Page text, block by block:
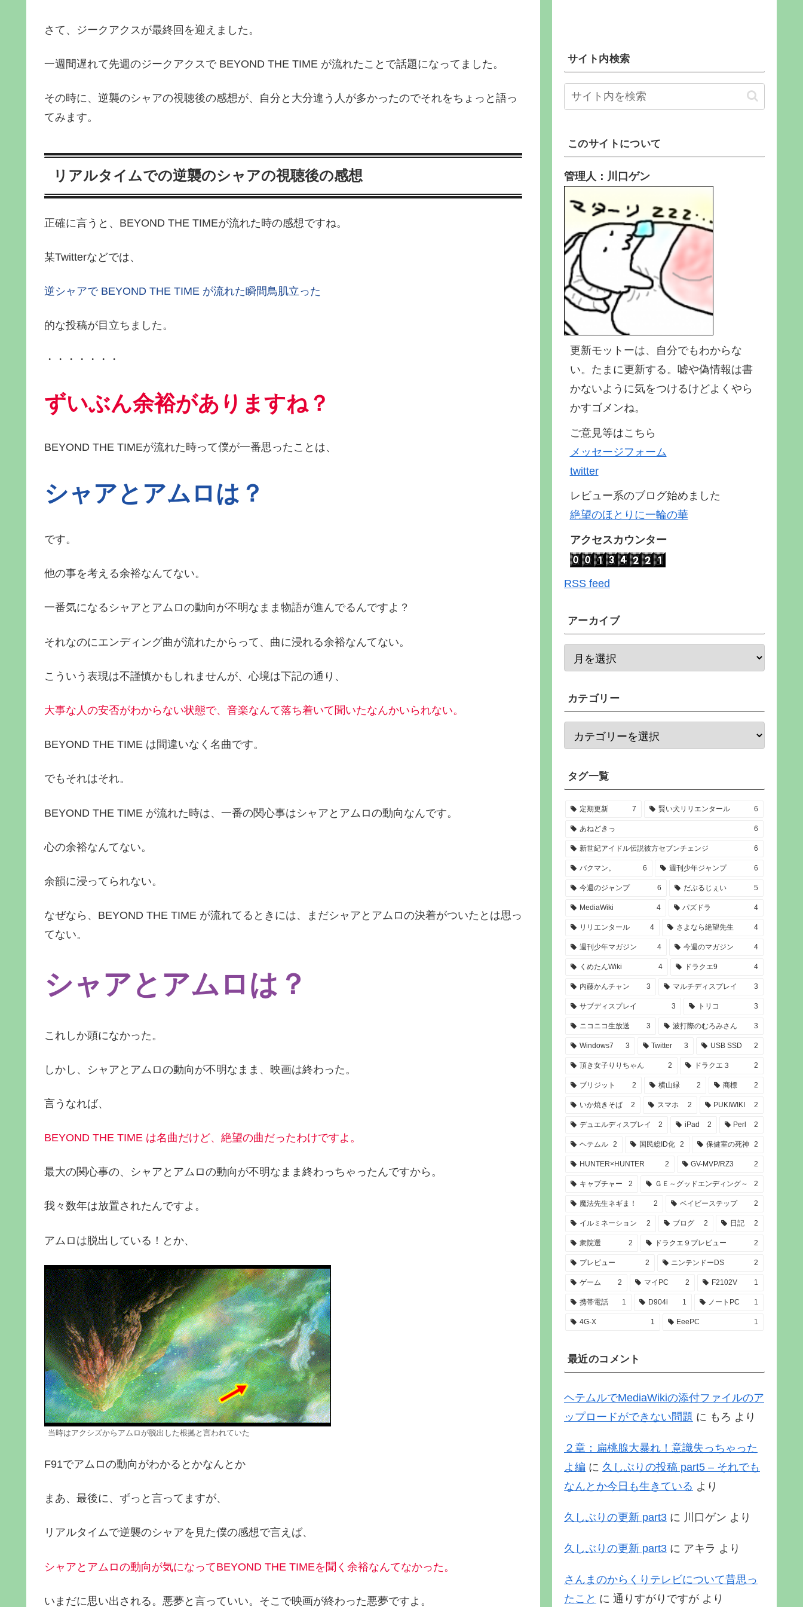
さて、ジークアクスが最終回を迎えました。
一週間遅れて先週のジークアクスで BEYOND THE TIME が流れたことで話題になってました。
その時に、逆襲のシャアの視聴後の感想が、自分と大分違う人が多かったのでそれをちょっと語っ
てみます。
リアルタイムでの逆襲のシャアの視聴後の感想
正確に言うと、BEYOND THE TIMEが流れた時の感想ですね。
某Twitterなどでは、
逆シャアで BEYOND THE TIME が流れた瞬間鳥肌立った
的な投稿が目立ちました。
・・・・・・・
ずいぶん余裕がありますね？
BEYOND THE TIMEが流れた時って僕が一番思ったことは、
シャアとアムロは？
です。
他の事を考える余裕なんてない。
一番気になるシャアとアムロの動向が不明なまま物語が進んでるんですよ？
それなのにエンディング曲が流れたからって、曲に浸れる余裕なんてない。
こういう表現は不謹慎かもしれませんが、心境は下記の通り、
大事な人の安否がわからない状態で、音楽なんて落ち着いて聞いたなんかいられない。
BEYOND THE TIME は間違いなく名曲です。
でもそれはそれ。
BEYOND THE TIME が流れた時は、一番の関心事はシャアとアムロの動向なんです。
心の余裕なんてない。
余韻に浸ってられない。
なぜなら、BEYOND THE TIME が流れてるときには、まだシャアとアムロの決着がついたとは思っ
てない。
シャアとアムロは？
これしか頭になかった。
しかし、シャアとアムロの動向が不明なまま、映画は終わった。
言うなれば、
BEYOND THE TIME は名曲だけど、絶望の曲だったわけですよ。
最大の関心事の、シャアとアムロの動向が不明なまま終わっちゃったんですから。
我々数年は放置されたんですよ。
アムロは脱出している！とか、
当時はアクシズからアムロが脱出した根拠と言われていた
F91でアムロの動向がわかるとかなんとか
まあ、最後に、ずっと言ってますが、
リアルタイムで逆襲のシャアを見た僕の感想で言えば、
シャアとアムロの動向が気になってBEYOND THE TIMEを聞く余裕なんてなかった。
いまだに思い出される。悪夢と言っていい。そこで映画が終わった悪夢ですよ。
サイト内検索
このサイトについて
管理人：川口ゲン
更新モットーは、自分でもわからな
い。たまに更新する。嘘や偽情報は書
かないように気をつけるけどよくやら
かすゴメンね。
ご意見等はこちら
メッセージフォーム
twitter
レビュー系のブログ始めました
絶望のほとりに一輪の華
アクセスカウンター
RSS feed
アーカイブ
カテゴリー
タグ一覧
定期更新 7 賢い犬リリエンタール 6
あねどきっ 6
新世紀アイドル伝説彼方セブンチェンジ 6
バクマン。 6 週刊少年ジャンプ 6
今週のジャンプ 6 だぶるじぇい 5
MediaWiki 4 パズドラ 4
リリエンタール 4 さよなら絶望先生 4
週刊少年マガジン 4 今週のマガジン 4
くめたんWiki 4 ドラクエ9 4
内藤かんチャン 3 マルチディスプレイ 3
サブディスプレイ 3 トリコ 3
ニコニコ生放送 3 波打際のむろみさん 3
Windows7 3 Twitter 3 USB SSD 2
頂き女子りりちゃん 2 ドラクエ３ 2
ブリジット 2 横山緑 2 商標 2
いか焼きそば 2 スマホ 2 PUKIWIKI 2
デュエルディスプレイ 2 iPad 2 Perl 2
ヘテムル 2 国民総ID化 2 保健室の死神 2
HUNTER×HUNTER 2 GV-MVP/RZ3 2
キャプチャー 2 ＧＥ～グッドエンディング～ 2
魔法先生ネギま！ 2 ベイビーステップ 2
イルミネーション 2 ブログ 2 日記 2
衆院選 2 ドラクエ９プレビュー 2
プレビュー 2 ニンテンドーDS 2
ゲーム 2 マイPC 2 F2102V 1
携帯電話 1 D904i 1 ノートPC 1
4G-X 1 EeePC 1
最近のコメント
ヘテムルでMediaWikiの添付ファイルのア
ップロードができない問題 に もろ より
２章：扁桃腺大暴れ！意識失っちゃった
よ編 に 久しぶりの投稿 part5 – それでも
なんとか今日も生きている より
久しぶりの更新 part3 に 川口ゲン より
久しぶりの更新 part3 に アキラ より
さんまのからくりテレビについて昔思っ
たこと に 通りすがりですが より